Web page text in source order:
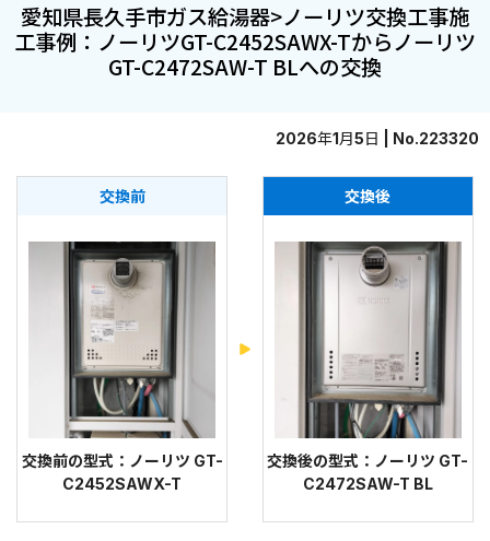
愛知県長久手市ガス給湯器>ノーリツ交換工事施
工事例：ノーリツGT-C2452SAWX-Tからノーリツ
GT-C2472SAW-T BLへの交換
2026年1月5日 | No.223320
交換前
交換前の型式：ノーリツ GT-
C2452SAWX-T
交換後
交換後の型式：ノーリツ GT-
C2472SAW-T BL